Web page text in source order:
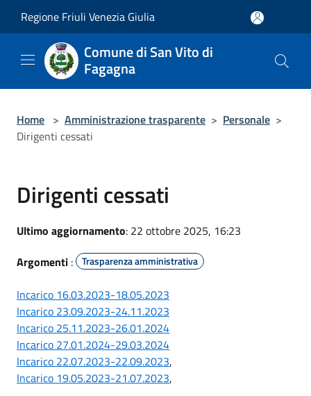
Regione Friuli Venezia Giulia
Comune di San Vito di
Fagagna
Home > Amministrazione trasparente > Personale >
Dirigenti cessati
Dirigenti cessati
Ultimo aggiornamento: 22 ottobre 2025, 16:23
Argomenti : Trasparenza amministrativa
Incarico 16.03.2023-18.05.2023
Incarico 23.09.2023-24.11.2023
Incarico 25.11.2023-26.01.2024
Incarico 27.01.2024-29.03.2024
Incarico 22.07.2023-22.09.2023,
Incarico 19.05.2023-21.07.2023,